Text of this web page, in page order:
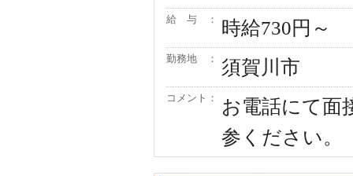
給 与 ： 時給730円～
勤務地 ： 須賀川市
コメント：
お電話にて面
参ください。